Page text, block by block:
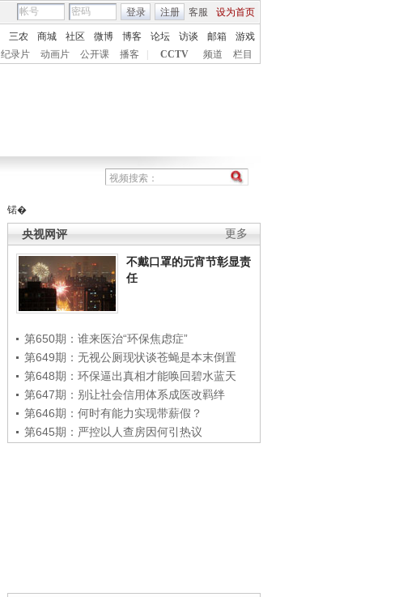
客服 设为首页
登录 注册
三农 商城 社区 微博 博客 论坛 访谈 邮箱
游戏
纪录片 动画片 公开课 播客 CCTV 频道 栏目
锘�
更多
央视网评
不戴口罩的元宵节彰显责
任
第650期：谁来医治“环保焦虑症”
第649期：无视公厕现状谈苍蝇是本末倒置
第648期：环保逼出真相才能唤回碧水蓝天
第647期：别让社会信用体系成医改羁绊
第646期：何时有能力实现带薪假？
第645期：严控以人查房因何引热议